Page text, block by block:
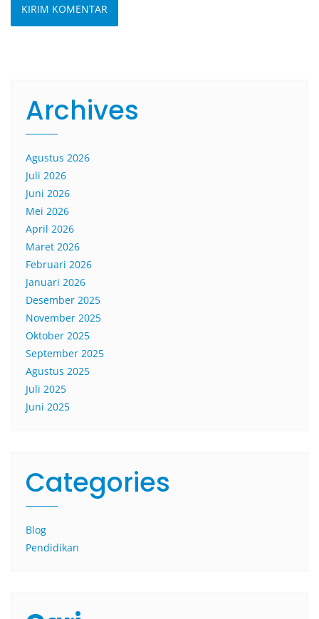
Archives
Agustus 2026
Juli 2026
Juni 2026
Mei 2026
April 2026
Maret 2026
Februari 2026
Januari 2026
Desember 2025
November 2025
Oktober 2025
September 2025
Agustus 2025
Juli 2025
Juni 2025
Categories
Blog
Pendidikan